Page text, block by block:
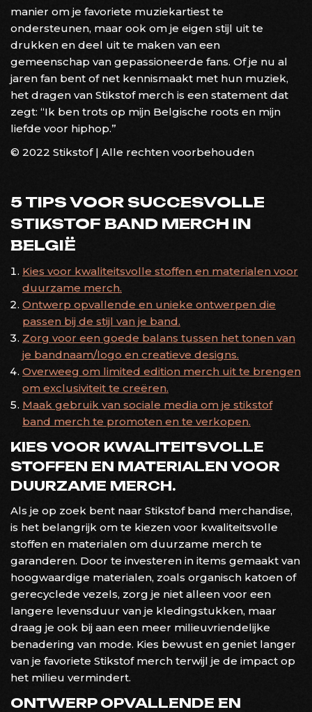
manier om je favoriete muziekartiest te
ondersteunen, maar ook om je eigen stijl uit te
drukken en deel uit te maken van een
gemeenschap van gepassioneerde fans. Of je nu al
jaren fan bent of net kennismaakt met hun muziek,
het dragen van Stikstof merch is een statement dat
zegt: “Ik ben trots op mijn Belgische roots en mijn
liefde voor hiphop.”
© 2022 Stikstof | Alle rechten voorbehouden
5 TIPS VOOR SUCCESVOLLE
STIKSTOF BAND MERCH IN
BELGIË
Kies voor kwaliteitsvolle stoffen en materialen voor
duurzame merch.
Ontwerp opvallende en unieke ontwerpen die
passen bij de stijl van je band.
Zorg voor een goede balans tussen het tonen van
je bandnaam/logo en creatieve designs.
Overweeg om limited edition merch uit te brengen
om exclusiviteit te creëren.
Maak gebruik van sociale media om je stikstof
band merch te promoten en te verkopen.
KIES VOOR KWALITEITSVOLLE
STOFFEN EN MATERIALEN VOOR
DUURZAME MERCH.
Als je op zoek bent naar Stikstof band merchandise,
is het belangrijk om te kiezen voor kwaliteitsvolle
stoffen en materialen om duurzame merch te
garanderen. Door te investeren in items gemaakt van
hoogwaardige materialen, zoals organisch katoen of
gerecyclede vezels, zorg je niet alleen voor een
langere levensduur van je kledingstukken, maar
draag je ook bij aan een meer milieuvriendelijke
benadering van mode. Kies bewust en geniet langer
van je favoriete Stikstof merch terwijl je de impact op
het milieu vermindert.
ONTWERP OPVALLENDE EN